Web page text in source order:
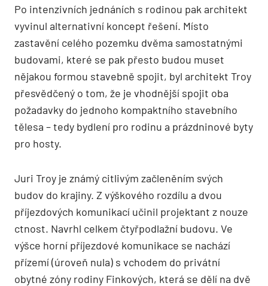
Po intenzivních jednáních s rodinou pak architekt
vyvinul alternativní koncept řešení. Místo
zastavění celého pozemku dvěma samostatnými
budovami, které se pak přesto budou muset
nějakou formou stavebně spojit, byl architekt Troy
přesvědčený o tom, že je vhodnější spojit oba
požadavky do jednoho kompaktního stavebního
tělesa – tedy bydlení pro rodinu a prázdninové byty
pro hosty.
Juri Troy je známý citlivým začleněním svých
budov do krajiny. Z výškového rozdílu a dvou
příjezdových komunikací učinil projektant z nouze
ctnost. Navrhl celkem čtyřpodlažní budovu. Ve
výšce horní příjezdové komunikace se nachází
přízemí (úroveň nula) s vchodem do privátní
obytné zóny rodiny Finkových, která se dělí na dvě